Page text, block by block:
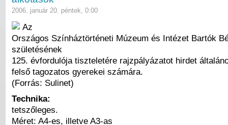
2006. január 20. péntek, 0:00
Az
Országos Színháztörténeti Múzeum és Intézet Bartók
születésének
125. évfordulója tiszteletére rajzpályázatot hirdet
felső tagozatos gyerekei számára.
(Forrás: Sulinet)
Technika:
tetszőleges.
Méret: A4-es, illetve A3-as